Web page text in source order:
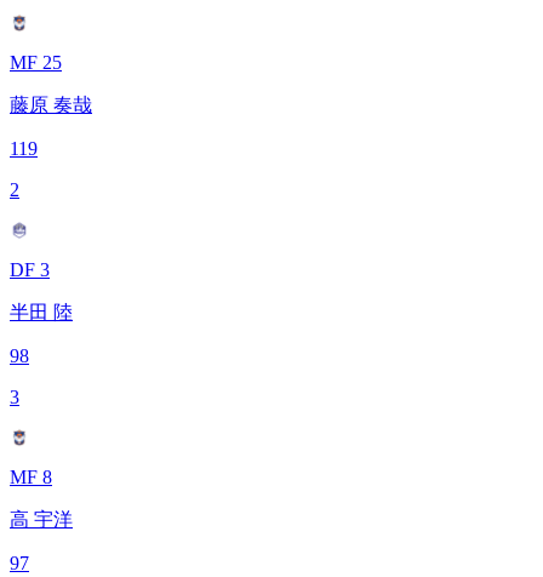
MF 25
藤原 奏哉
119
2
DF 3
半田 陸
98
3
MF 8
高 宇洋
97